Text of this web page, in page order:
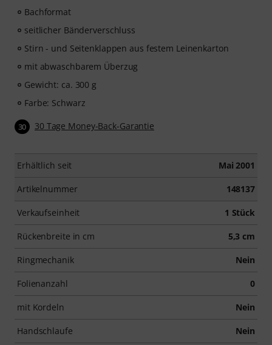
Bachformat
seitlicher Bänderverschluss
Stirn - und Seitenklappen aus festem Leinenkarton
mit abwaschbarem Überzug
Gewicht: ca. 300 g
Farbe: Schwarz
30 30 Tage Money-Back-Garantie
Erhältlich seit Mai 2001
Artikelnummer 148137
Verkaufseinheit 1 Stück
Rückenbreite in cm 5,3 cm
Ringmechanik Nein
Folienanzahl 0
mit Kordeln Nein
Handschlaufe Nein